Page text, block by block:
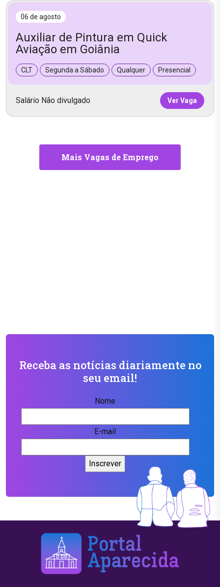
06 de agosto
Auxiliar de Pintura em Quick
Aviação em Goiânia
CLT Segunda a Sábado Qualquer Presencial
Salário Não divulgado Ver Vaga
Mais Vagas de Emprego
Receba as notícias diariamente no
seu email!
Nome
E-mail